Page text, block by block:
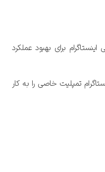
اینستاگرام برای بهبود عملکرد
تمپلیت خاصی را به کار